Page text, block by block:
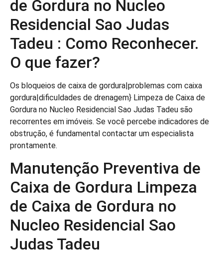
de Gordura no Nucleo
Residencial Sao Judas
Tadeu : Como Reconhecer.
O que fazer?
Os bloqueios de caixa de gordura|problemas com caixa
gordura|dificuldades de drenagem} Limpeza de Caixa de
Gordura no Nucleo Residencial Sao Judas Tadeu são
recorrentes em imóveis. Se você percebe indicadores de
obstrução, é fundamental contactar um especialista
prontamente.
Manutenção Preventiva de
Caixa de Gordura Limpeza
de Caixa de Gordura no
Nucleo Residencial Sao
Judas Tadeu